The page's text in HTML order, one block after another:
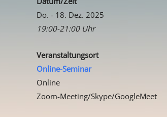
Do. - 18. Dez. 2025
19:00-21:00 Uhr
Veranstaltungsort
Online-Seminar
Online
Zoom-Meeting/Skype/GoogleMeet